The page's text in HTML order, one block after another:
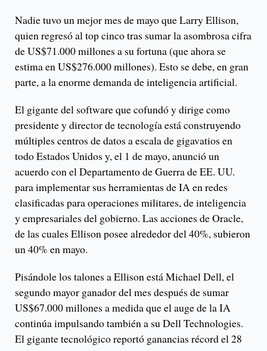
Nadie tuvo un mejor mes de mayo que Larry Ellison,
quien regresó al top cinco tras sumar la asombrosa cifra
de US$71.000 millones a su fortuna (que ahora se
estima en US$276.000 millones). Esto se debe, en gran
parte, a la enorme demanda de inteligencia artificial.
El gigante del software que cofundó y dirige como
presidente y director de tecnología está construyendo
múltiples centros de datos a escala de gigavatios en
todo Estados Unidos y, el 1 de mayo, anunció un
acuerdo con el Departamento de Guerra de EE. UU.
para implementar sus herramientas de IA en redes
clasificadas para operaciones militares, de inteligencia
y empresariales del gobierno. Las acciones de Oracle,
de las cuales Ellison posee alrededor del 40%, subieron
un 40% en mayo.
Pisándole los talones a Ellison está Michael Dell, el
segundo mayor ganador del mes después de sumar
US$67.000 millones a medida que el auge de la IA
continúa impulsando también a su Dell Technologies.
El gigante tecnológico reportó ganancias récord el 28